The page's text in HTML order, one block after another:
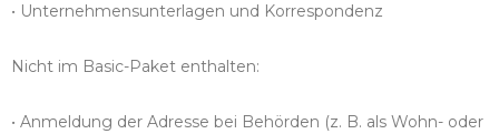
• Unternehmensunterlagen und Korrespondenz
Nicht im Basic-Paket enthalten:
• Anmeldung der Adresse bei Behörden (z. B. als Wohn- oder